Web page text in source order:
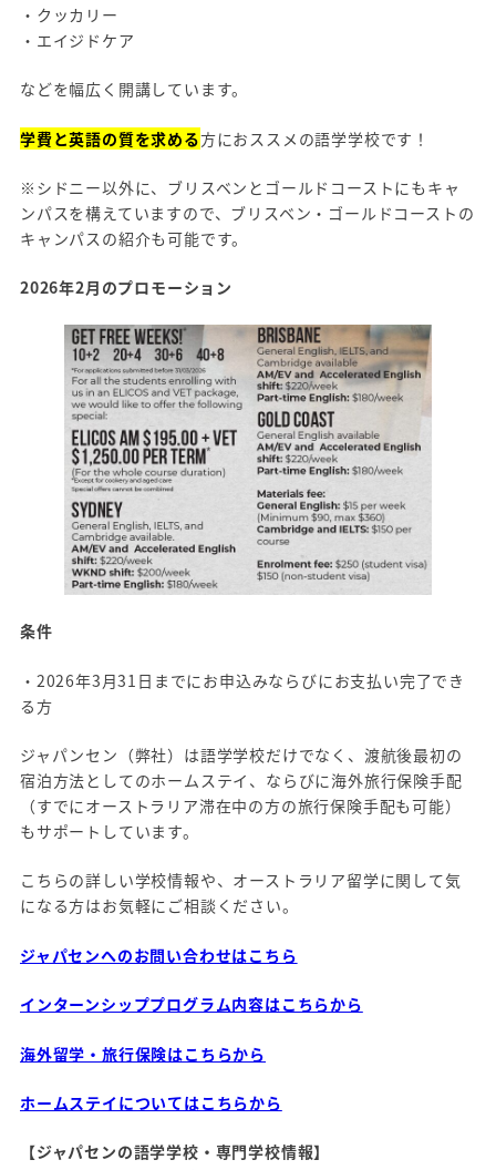
・クッカリー
・エイジドケア
などを幅広く開講しています。
学費と英語の質を求める方におススメの語学学校です！
※シドニー以外に、ブリスベンとゴールドコーストにもキャ
ンパスを構えていますので、ブリスベン・ゴールドコーストの
キャンパスの紹介も可能です。
2026年2月のプロモーション
条件
・2026年3月31日までにお申込みならびにお支払い完了でき
る方
ジャパンセン（弊社）は語学学校だけでなく、渡航後最初の
宿泊方法としてのホームステイ、ならびに海外旅行保険手配
（すでにオーストラリア滞在中の方の旅行保険手配も可能）
もサポートしています。
こちらの詳しい学校情報や、オーストラリア留学に関して気
になる方はお気軽にご相談ください。
ジャパセンへのお問い合わせはこちら
インターンシッププログラム内容はこちらから
海外留学・旅行保険はこちらから
ホームステイについてはこちらから
【ジャパセンの語学学校・専門学校情報】